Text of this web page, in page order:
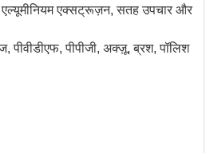
एल्यूमीनियम एक्सट्रूज़न, सतह उपचार और
पीवीडीएफ, पीपीजी, अक्ज़ू, ब्रश, पॉलिश